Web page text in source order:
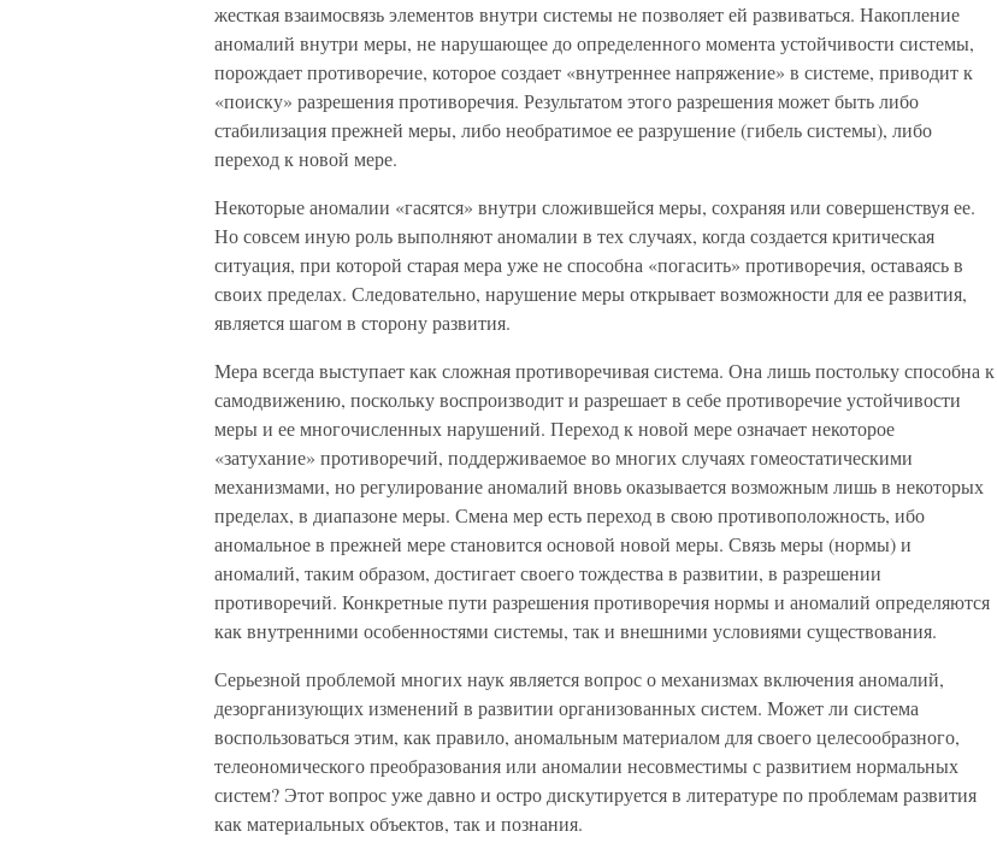
жесткая взаимосвязь элементов внутри системы не позволяет ей развиваться. Накопление
аномалий внутри меры, не нарушающее до определенного момента устойчивости системы,
порождает противоречие, которое создает «внутреннее напряжение» в системе, приводит к
«поиску» разрешения противоречия. Результатом этого разрешения может быть либо
стабилизация прежней меры, либо необратимое ее разрушение (гибель системы), либо
переход к новой мере.
Некоторые аномалии «гасятся» внутри сложившейся меры, сохраняя или совершенствуя ее.
Но совсем иную роль выполняют аномалии в тех случаях, когда создается критическая
ситуация, при которой старая мера уже не способна «погасить» противоречия, оставаясь в
своих пределах. Следовательно, нарушение меры открывает возможности для ее развития,
является шагом в сторону развития.
Мера всегда выступает как сложная противоречивая система. Она лишь постольку способна к
самодвижению, поскольку воспроизводит и разрешает в себе противоречие устойчивости
меры и ее многочисленных нарушений. Переход к новой мере означает некоторое
«затухание» противоречий, поддерживаемое во многих случаях гомеостатическими
механизмами, но регулирование аномалий вновь оказывается возможным лишь в некоторых
пределах, в диапазоне меры. Смена мер есть переход в свою противоположность, ибо
аномальное в прежней мере становится основой новой меры. Связь меры (нормы) и
аномалий, таким образом, достигает своего тождества в развитии, в разрешении
противоречий. Конкретные пути разрешения противоречия нормы и аномалий определяются
как внутренними особенностями системы, так и внешними условиями существования.
Серьезной проблемой многих наук является вопрос о механизмах включения аномалий,
дезорганизующих изменений в развитии организованных систем. Может ли система
воспользоваться этим, как правило, аномальным материалом для своего целесообразного,
телеономического преобразования или аномалии несовместимы с развитием нормальных
систем? Этот вопрос уже давно и остро дискутируется в литературе по проблемам развития
как материальных объектов, так и познания.